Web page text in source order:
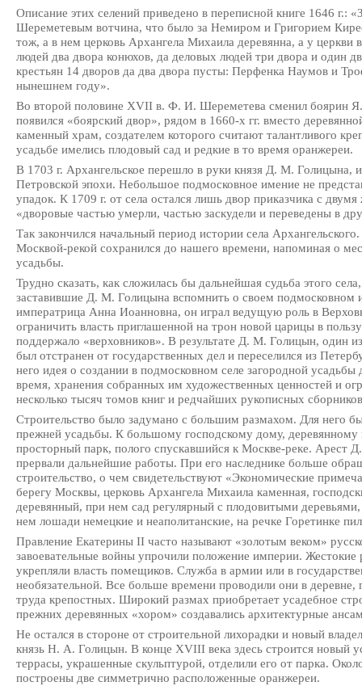
Описание этих селений приведено в переписной книге 1646
Шереметевым вотчина, что было за Немиром и Григорием
тож, а в нем церковь Архангела Михаила деревянна, а у
людей два двора конюхов, да деловых людей три двора и один
крестьян 14 дворов да два двора пусты: Перфенка Наумов и
нынешнем году».
Во второй половине XVII в. Ф. И. Шереметева сменил боярин
появился «боярский двор», рядом в 1660-х гг. вместо
каменный храм, создателем которого считают талантливого
усадьбе имелись плодовый сад и редкие в то время оранжереи.
В 1703 г. Архангельское перешло в руки князя Д. М. Голицына,
Петровской эпохи. Небольшое подмосковное имение не
упадок. К 1709 г. от села остался лишь двор приказчика с
«дворовые частью умерли, частью заскудели и переведены в
Так закончился начальный период истории села
Москвой-рекой сохранился до нашего времени, напоминая о
усадьбы.
Трудно сказать, как сложилась бы дальнейшая судьба этого
заставившие Д. М. Голицына вспомнить о своем подмосковном
императрица Анна Иоанновна, он играл ведущую роль в
ограничить власть приглашенной на трон новой царицы в
поддержало «верховников». В результате Д. М. Голицын, один
был отстранен от государственных дел и переселился из
него идея о создании в подмосковном селе загородной усадьбы
время, хранения собранных им художественных ценностей и
несколько тысяч томов книг и редчайших рукописных
Строительство было задумано с большим размахом. Для него
прежней усадьбы. К большому господскому дому,
просторный парк, полого спускавшийся к Москве-реке. Арест
прервали дальнейшие работы. При его наследнике больше
строительство, о чем свидетельствуют «Экономические
берегу Москвы, церковь Архангела Михаила каменная,
деревянный, при нем сад регулярный с плодовитыми
нем лошади немецкие и неаполитанские, на речке Горетинке
Правление Екатерины II часто называют «золотым веком»
завоевательные войны упрочили положение империи. Жестокие
укрепляли власть помещиков. Служба в армии или в
необязательной. Все больше времени проводили они в деревне,
труда крепостных. Широкий размах приобретает усадебное
прежних деревянных «хором» создавались архитектурные
Не остался в стороне от строительной лихорадки и новый
князь Н. А. Голицын. В конце XVIII века здесь строится новый
террасы, украшенные скульптурой, отделили его от парка.
построены две симметрично расположенные оранжереи.